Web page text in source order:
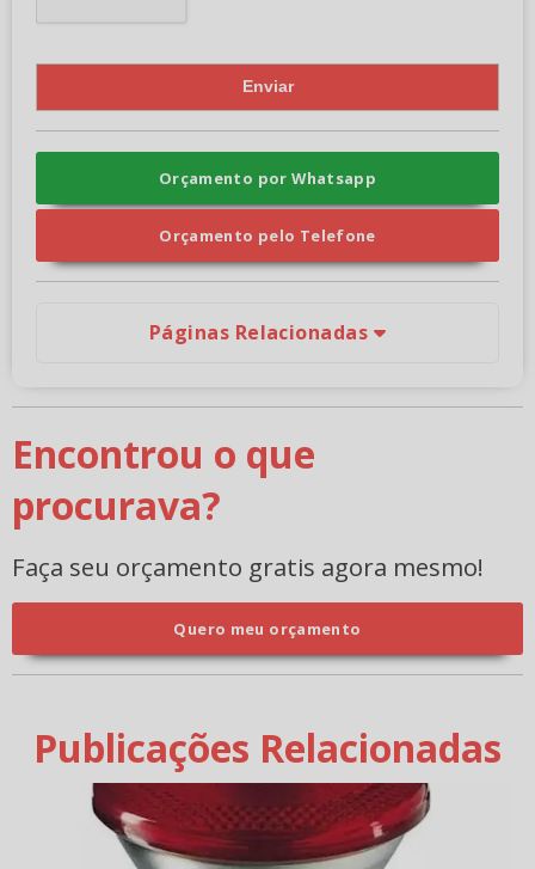
Orçamento por Whatsapp
Orçamento pelo Telefone
Páginas Relacionadas
Encontrou o que
procurava?
Faça seu orçamento gratis agora mesmo!
Quero meu orçamento
Publicações Relacionadas